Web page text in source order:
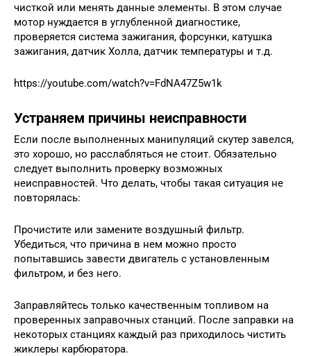
чисткой или менять данные элементы. В этом случае
мотор нуждается в углубленной диагностике,
проверяется система зажигания, форсунки, катушка
зажигания, датчик Холла, датчик температуры и т.д.
https://youtube.com/watch?v=FdNA47Z5w1k
Устраняем причины неисправности
Если после выполненных манипуляций скутер завелся,
это хорошо, но расслабляться не стоит. Обязательно
следует выполнить проверку возможных
неисправностей. Что делать, чтобы такая ситуация не
повторялась:
Прочистите или замените воздушный фильтр.
Убедиться, что причина в нем можно просто
попытавшись завести двигатель с установленным
фильтром, и без него.
Заправляйтесь только качественным топливом на
проверенных заправочных станций. После заправки на
некоторых станциях каждый раз приходилось чистить
жиклеры карбюратора.